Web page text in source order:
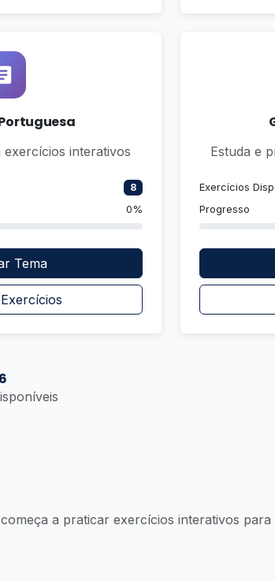
interativos
8
0%
Tema
Estuda e
Exercícios
Progresso
6
a praticar exercícios interativos